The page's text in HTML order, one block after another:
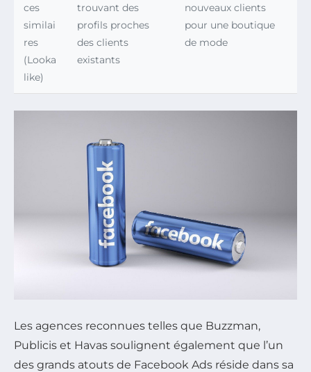
ces
similai
res
(Looka
like)
trouvant des
profils proches
des clients
existants
nouveaux clients
pour une boutique
de mode
Les agences reconnues telles que Buzzman,
Publicis et Havas soulignent également que l’un
des grands atouts de Facebook Ads réside dans sa